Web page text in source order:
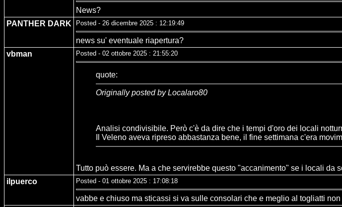
News?
PANTHER DARK
Posted - 26 dicembre 2025 : 12:19:49
news su' eventuale riapertura?
vbman
Posted - 02 ottobre 2025 : 21:55:20
quote:
Originally posted by Localaro80
Analisi condivisibile. Però c'è da dire che i tempi d'oro dei locali
Il Veleno aveva ripreso abbastanza bene, il fine settimana c'era
Tutto può essere. Ma a che servirebbe questo "accanimento" se i locali
ilpuerco
Posted - 01 ottobre 2025 : 17:08:18
vabbe e chiuso ma sticassi si va sulle consolari che e meglio al togliatti